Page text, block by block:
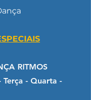
RITMOS
Terça - Quarta -